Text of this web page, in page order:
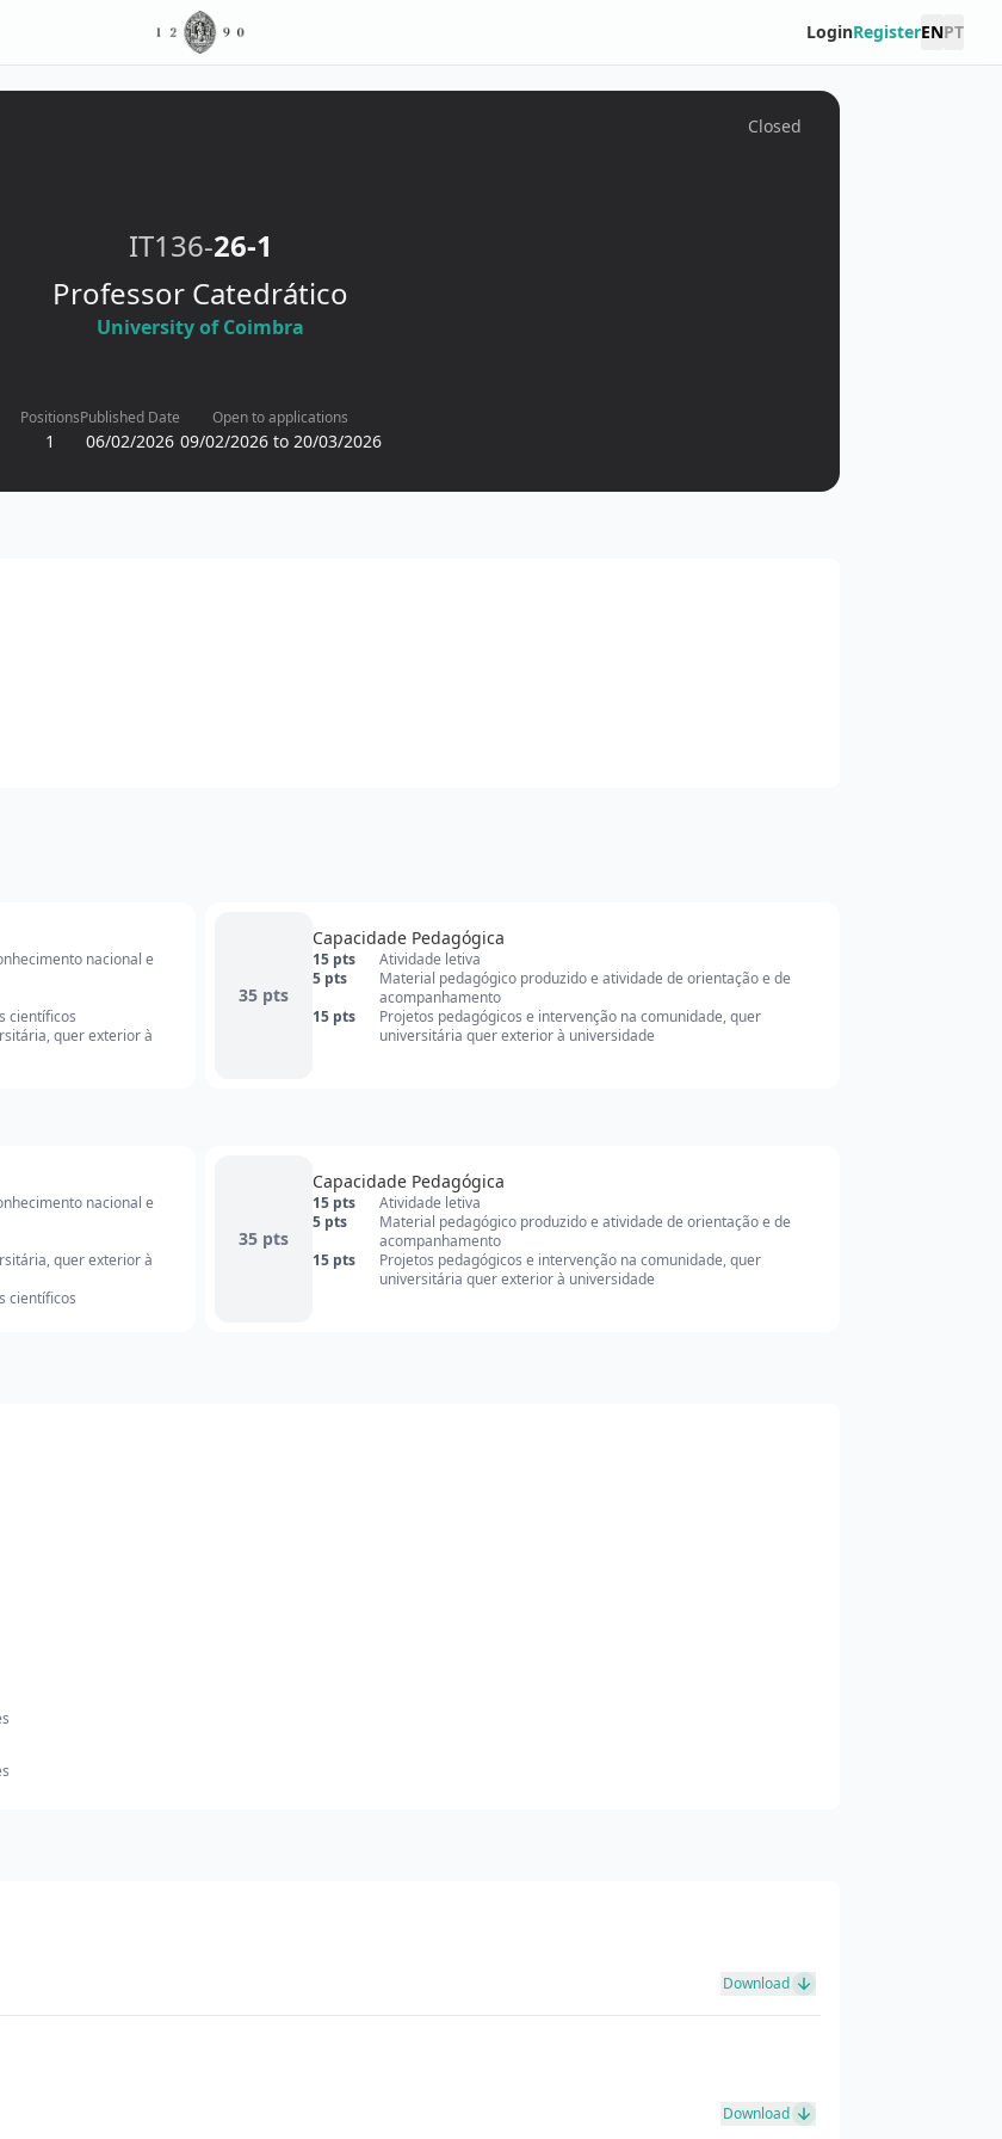
LoginRegisterENPT
Closed
IT136-26-1
Professor Catedrático
University of Coimbra
Positions
1
Published Date
06/02/2026
Open to applications
09/02/2026 to 20/03/2026
nacional e
científicos
quer exterior à
35 pts
Capacidade Pedagógica
15 pts
Atividade letiva
5 pts
Material pedagógico produzido e atividade de orientação e de
acompanhamento
15 pts
Projetos pedagógicos e intervenção na comunidade, quer
universitária quer exterior à universidade
nacional e
quer exterior à
científicos
35 pts
Capacidade Pedagógica
15 pts
Atividade letiva
5 pts
Material pedagógico produzido e atividade de orientação e de
acompanhamento
15 pts
Projetos pedagógicos e intervenção na comunidade, quer
universitária quer exterior à universidade
Download
Download